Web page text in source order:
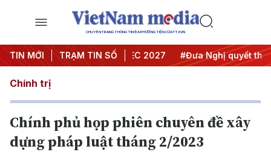
CHUYÊN TRANG THÔNG TIN ĐA PHƯƠNG TIỆN CỦA TTXVN
TIN MỚI TRẠM TIN SỐ
Trung ương 3 #APEC 2027 #Đưa Nghị quyết thành
Chính trị
Chính phủ họp phiên chuyên đề xây
dựng pháp luật tháng 2/2023